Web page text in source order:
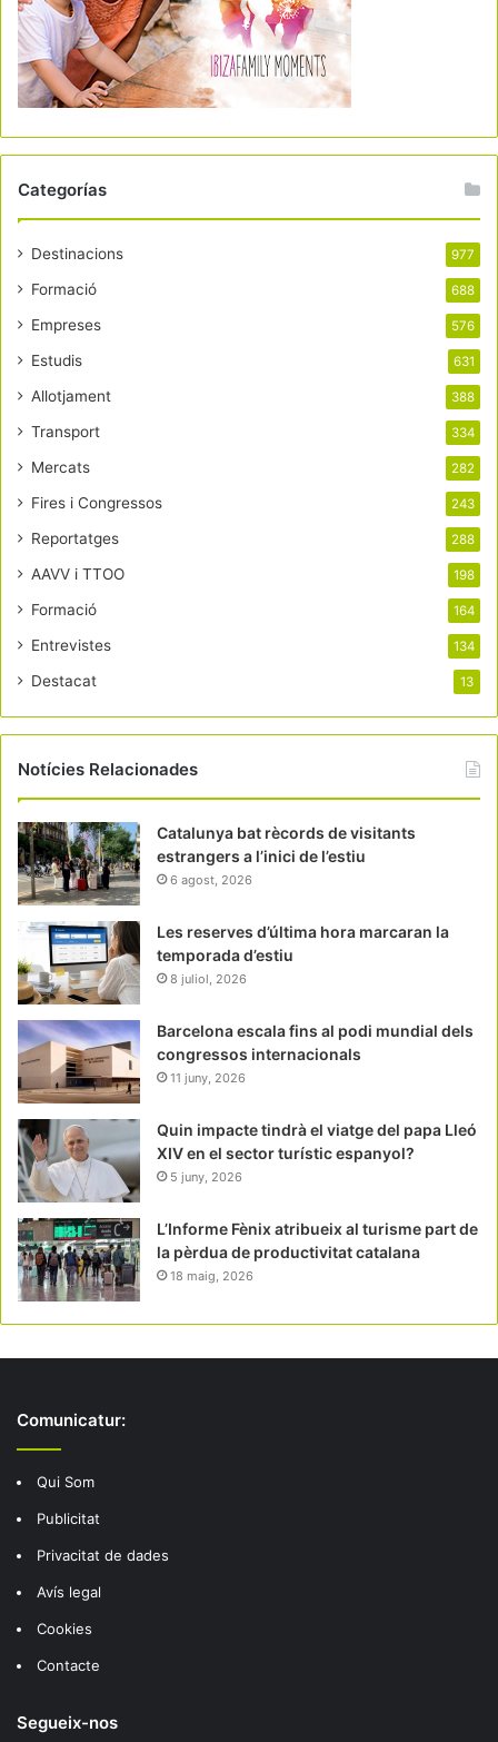
Categorías
Destinacions 977
Formació 688
Empreses 576
Estudis 631
Allotjament 388
Transport 334
Mercats 282
Fires i Congressos 243
Reportatges 288
AAVV i TTOO 198
Formació 164
Entrevistes 134
Destacat 13
Notícies Relacionades
Catalunya bat rècords de visitants
estrangers a l’inici de l’estiu
6 agost, 2026
Les reserves d’última hora marcaran la
temporada d’estiu
8 juliol, 2026
Barcelona escala fins al podi mundial dels
congressos internacionals
11 juny, 2026
Quin impacte tindrà el viatge del papa Lleó
XIV en el sector turístic espanyol?
5 juny, 2026
L’Informe Fènix atribueix al turisme part de
la pèrdua de productivitat catalana
18 maig, 2026
Comunicatur:
Qui Som
Publicitat
Privacitat de dades
Avís legal
Cookies
Contacte
Segueix-nos